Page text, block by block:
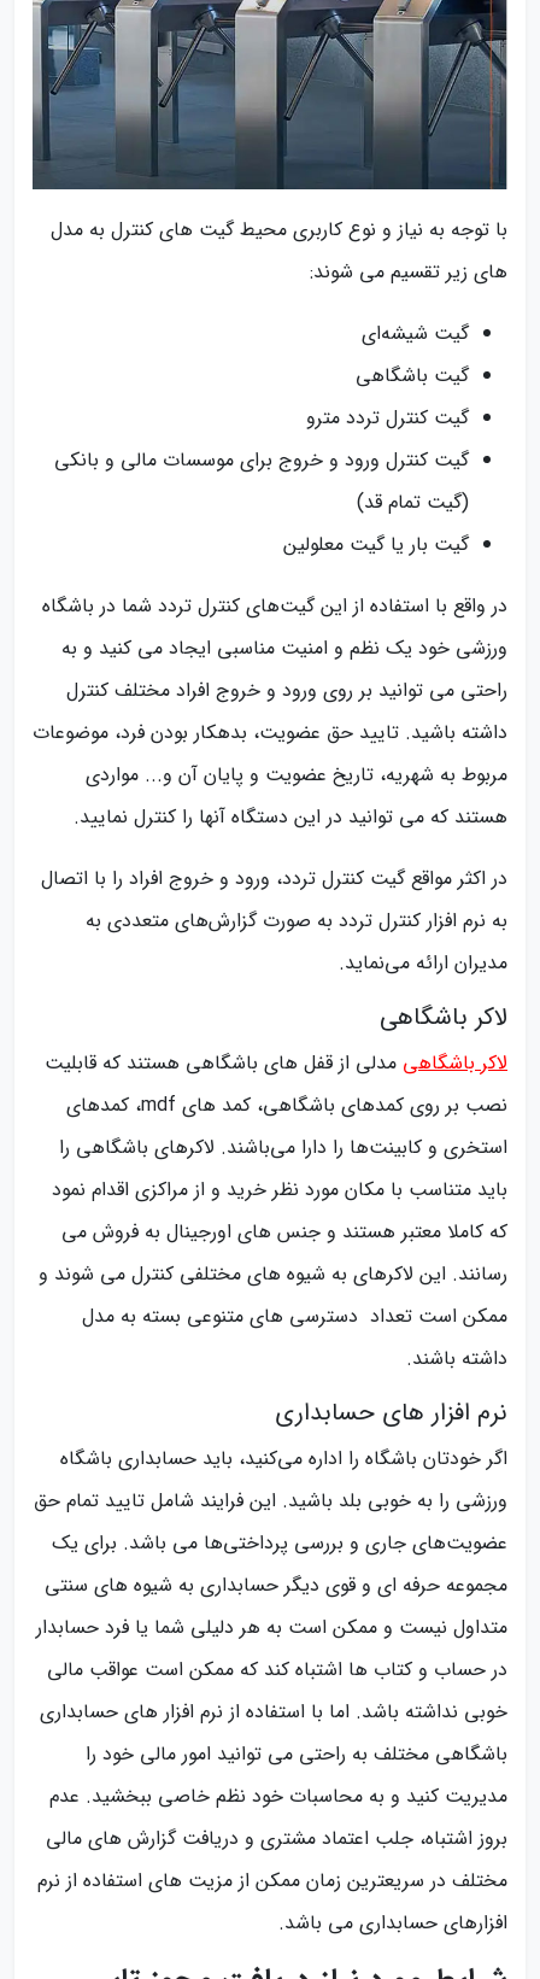
با توجه به نیاز و نوع کاربری محیط گیت های کنترل به مدل
های زیر تقسیم می شوند:
گیت شیشه‌ای
گیت باشگاهی
گیت کنترل تردد مترو
گیت کنترل ورود و خروج برای موسسات مالی و بانکی
(گیت تمام قد)
گیت بار یا گیت معلولین
در واقع با استفاده از این گیت‌های کنترل تردد شما در باشگاه
ورزشی خود یک نظم و امنیت مناسبی ایجاد می کنید و به
راحتی می توانید بر روی ورود و خروج افراد مختلف کنترل
داشته باشید. تایید حق عضویت، بدهکار بودن فرد، موضوعات
مربوط به شهریه، تاریخ عضویت و پایان آن و... مواردی
هستند که می توانید در این دستگاه آنها را کنترل نمایید.
در اکثر مواقع گیت کنترل تردد، ورود و خروج افراد را با اتصال
به نرم افزار کنترل تردد به صورت گزارش‌های متعددی به
مدیران ارائه می‌نماید.
لاکر باشگاهی
لاکر باشگاهی مدلی از قفل های باشگاهی هستند که قابلیت
نصب بر روی کمدهای باشگاهی، کمد های mdf، کمدهای
استخری و کابینت‌ها را دارا می‌باشند. لاکرهای باشگاهی را
باید متناسب با مکان مورد نظر خرید و از مراکزی اقدام نمود
که کاملا معتبر هستند و جنس های اورجینال به فروش می
رسانند. این لاکرهای به شیوه های مختلفی کنترل می شوند و
ممکن است تعداد دسترسی های متنوعی بسته به مدل
داشته باشند.
نرم افزار های حسابداری
اگر خودتان باشگاه را اداره می‌کنید، باید حسابداری باشگاه
ورزشی را به خوبی بلد باشید. این فرایند شامل تایید تمام حق
عضویت‌های جاری و بررسی پرداختی‌ها می باشد. برای یک
مجموعه حرفه ای و قوی دیگر حسابداری به شیوه های سنتی
متداول نیست و ممکن است به هر دلیلی شما یا فرد حسابدار
در حساب و کتاب ها اشتباه کند که ممکن است عواقب مالی
خوبی نداشته باشد. اما با استفاده از نرم افزار های حسابداری
باشگاهی مختلف به راحتی می توانید امور مالی خود را
مدیریت کنید و به محاسبات خود نظم خاصی ببخشید. عدم
بروز اشتباه، جلب اعتماد مشتری و دریافت گزارش های مالی
مختلف در سریعترین زمان ممکن از مزیت های استفاده از نرم
افزارهای حسابداری می باشد.